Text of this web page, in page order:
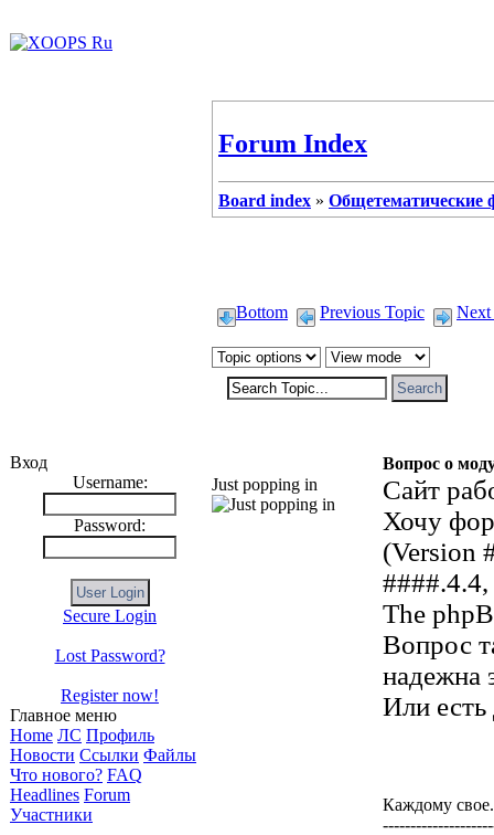
Вход
Username:
Password:
Secure Login
Lost Password?
Register now!
Главное меню
Home ЛС Профиль
Новости Ссылки Файлы
Что нового? FAQ
Headlines Forum
Участники
Forum Index
Board index » Общетематические
Bottom Previous Topic Next
Вопрос о
Just popping in
Сайт
Хочу
(Version
The
Вопрос
надежна
Или есть
Каждому